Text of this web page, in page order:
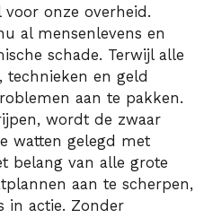
onze overheid.
al mensenlevens en
schade. Terwijl alle
technieken en geld
aan te pakken.
wordt de zwaar
watten gelegd met
belang van alle grote
aan te scherpen,
in actie. Zonder